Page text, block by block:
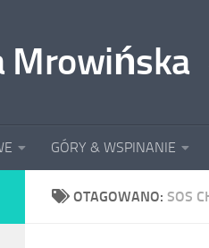
Mrowińska
GÓRY & WSPINANIE
OTAGOWANO: SOS